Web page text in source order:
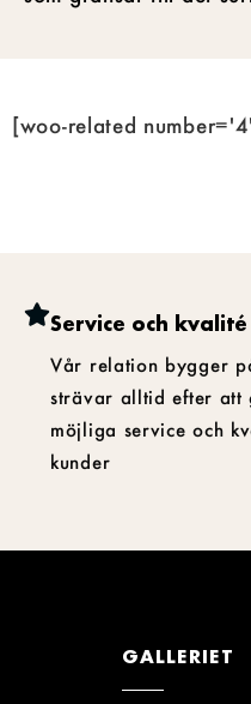
[woo-related
Service och kvalité
Vår relation bygger
strävar alltid efter att
möjliga service och
kunder
GALLERIET